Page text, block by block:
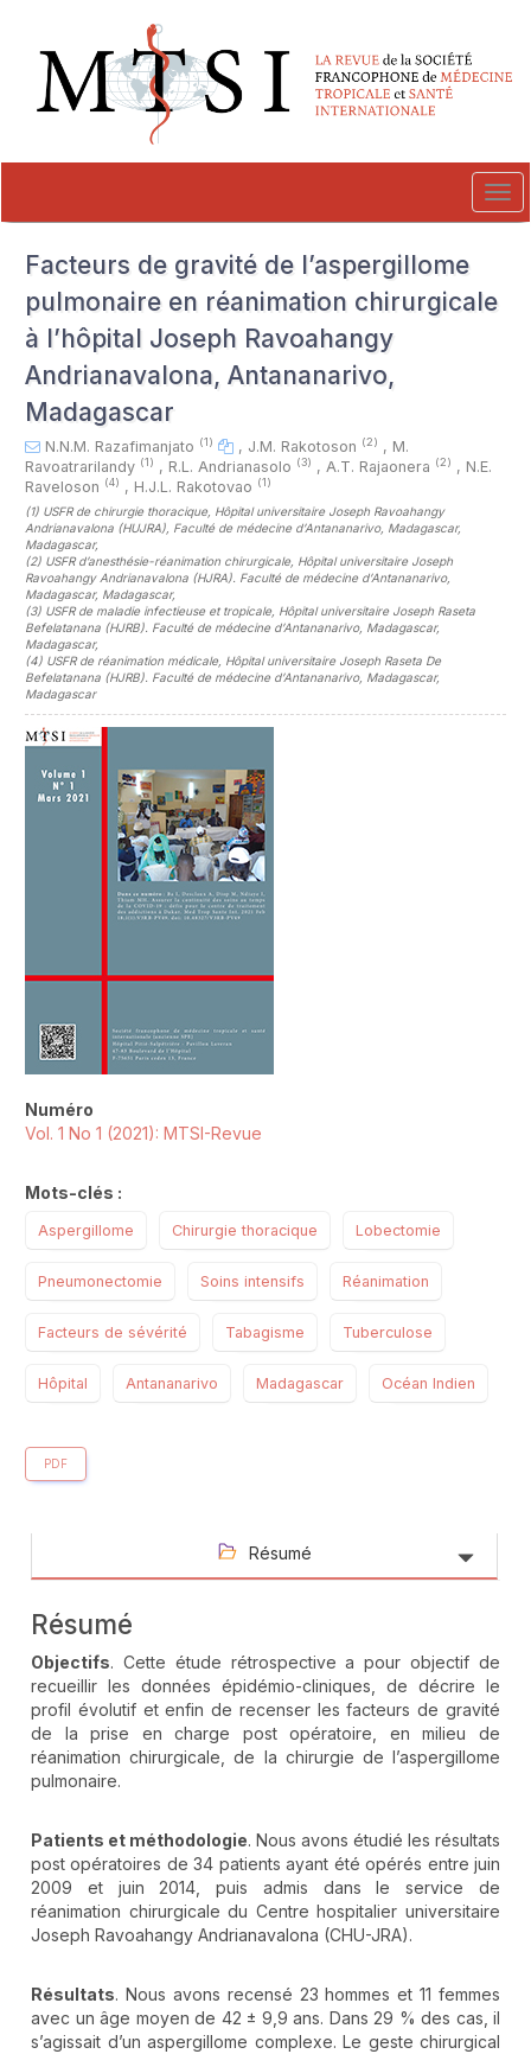
##plugins.themes.novelty.accessible_menu.main_navigation##
##plugins.themes.novelty.accessible_menu.main_content##
##plugins.themes.novelty.accessible_menu.sidebar##
Facteurs de gravité de l’aspergillome
pulmonaire en réanimation chirurgicale
à l’hôpital Joseph Ravoahangy
Andrianavalona, Antananarivo,
Madagascar
N.N.M. Razafimanjato (1) , J.M. Rakotoson (2) , M.
Ravoatrarilandy (1) , R.L. Andrianasolo (3) , A.T. Rajaonera (2) , N.E.
Raveloson (4) , H.J.L. Rakotovao (1)
(1) USFR de chirurgie thoracique, Hôpital universitaire Joseph Ravoahangy
Andrianavalona (HUJRA), Faculté de médecine d’Antananarivo, Madagascar,
Madagascar,
(2) USFR d’anesthésie-réanimation chirurgicale, Hôpital universitaire Joseph
Ravoahangy Andrianavalona (HJRA). Faculté de médecine d’Antananarivo,
Madagascar, Madagascar,
(3) USFR de maladie infectieuse et tropicale, Hôpital universitaire Joseph Raseta
Befelatanana (HJRB). Faculté de médecine d’Antananarivo, Madagascar,
Madagascar,
(4) USFR de réanimation médicale, Hôpital universitaire Joseph Raseta De
Befelatanana (HJRB). Faculté de médecine d’Antananarivo, Madagascar,
Madagascar
Numéro
Vol. 1 No 1 (2021): MTSI-Revue
Mots-clés :
Aspergillome Chirurgie thoracique Lobectomie
Pneumonectomie Soins intensifs Réanimation
Facteurs de sévérité Tabagisme Tuberculose
Hôpital Antananarivo Madagascar Océan Indien
PDF
Résumé
Résumé
Objectifs. Cette étude rétrospective a pour objectif de
recueillir les données épidémio-cliniques, de décrire le
profil évolutif et enfin de recenser les facteurs de gravité
de la prise en charge post opératoire, en milieu de
réanimation chirurgicale, de la chirurgie de l’aspergillome
pulmonaire.
Patients et méthodologie. Nous avons étudié les résultats
post opératoires de 34 patients ayant été opérés entre juin
2009 et juin 2014, puis admis dans le service de
réanimation chirurgicale du Centre hospitalier universitaire
Joseph Ravoahangy Andrianavalona (CHU-JRA).
Résultats. Nous avons recensé 23 hommes et 11 femmes
avec un âge moyen de 42 ± 9,9 ans. Dans 29 % des cas, il
s’agissait d’un aspergillome complexe. Le geste chirurgical